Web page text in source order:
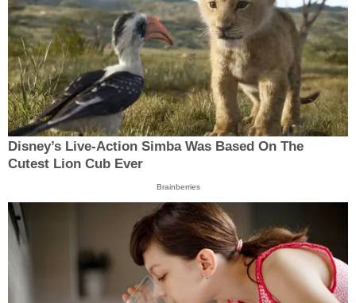
Disney’s Live-Action Simba Was Based On The
Cutest Lion Cub Ever
Brainberries